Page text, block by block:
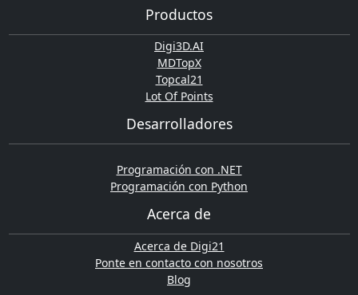
Productos
Digi3D.AI
MDTopX
Topcal21
Lot Of Points
Desarrolladores
Programación con .NET
Programación con Python
Acerca de
Acerca de Digi21
Ponte en contacto con nosotros
Blog